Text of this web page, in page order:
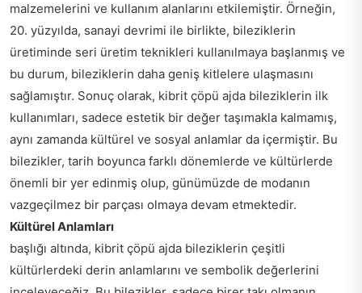
malzemelerini ve kullanım alanlarını etkilemiştir. Örneğin,
20. yüzyılda, sanayi devrimi ile birlikte, bileziklerin
üretiminde seri üretim teknikleri kullanılmaya başlanmış ve
bu durum, bileziklerin daha geniş kitlelere ulaşmasını
sağlamıştır. Sonuç olarak, kibrit çöpü ajda bileziklerin ilk
kullanımları, sadece estetik bir değer taşımakla kalmamış,
aynı zamanda kültürel ve sosyal anlamlar da içermiştir. Bu
bilezikler, tarih boyunca farklı dönemlerde ve kültürlerde
önemli bir yer edinmiş olup, günümüzde de modanın
vazgeçilmez bir parçası olmaya devam etmektedir.
Kültürel Anlamları
başlığı altında, kibrit çöpü ajda bileziklerin çeşitli
kültürlerdeki derin anlamlarını ve sembolik değerlerini